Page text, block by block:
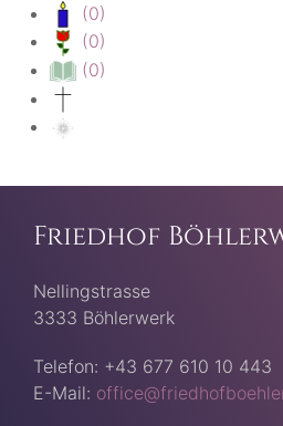
(0)
(0)
(0)
Friedhof
Nellingstrasse
3333 Böhlerwerk
Telefon: +43 677 610 10 443
E-Mail: